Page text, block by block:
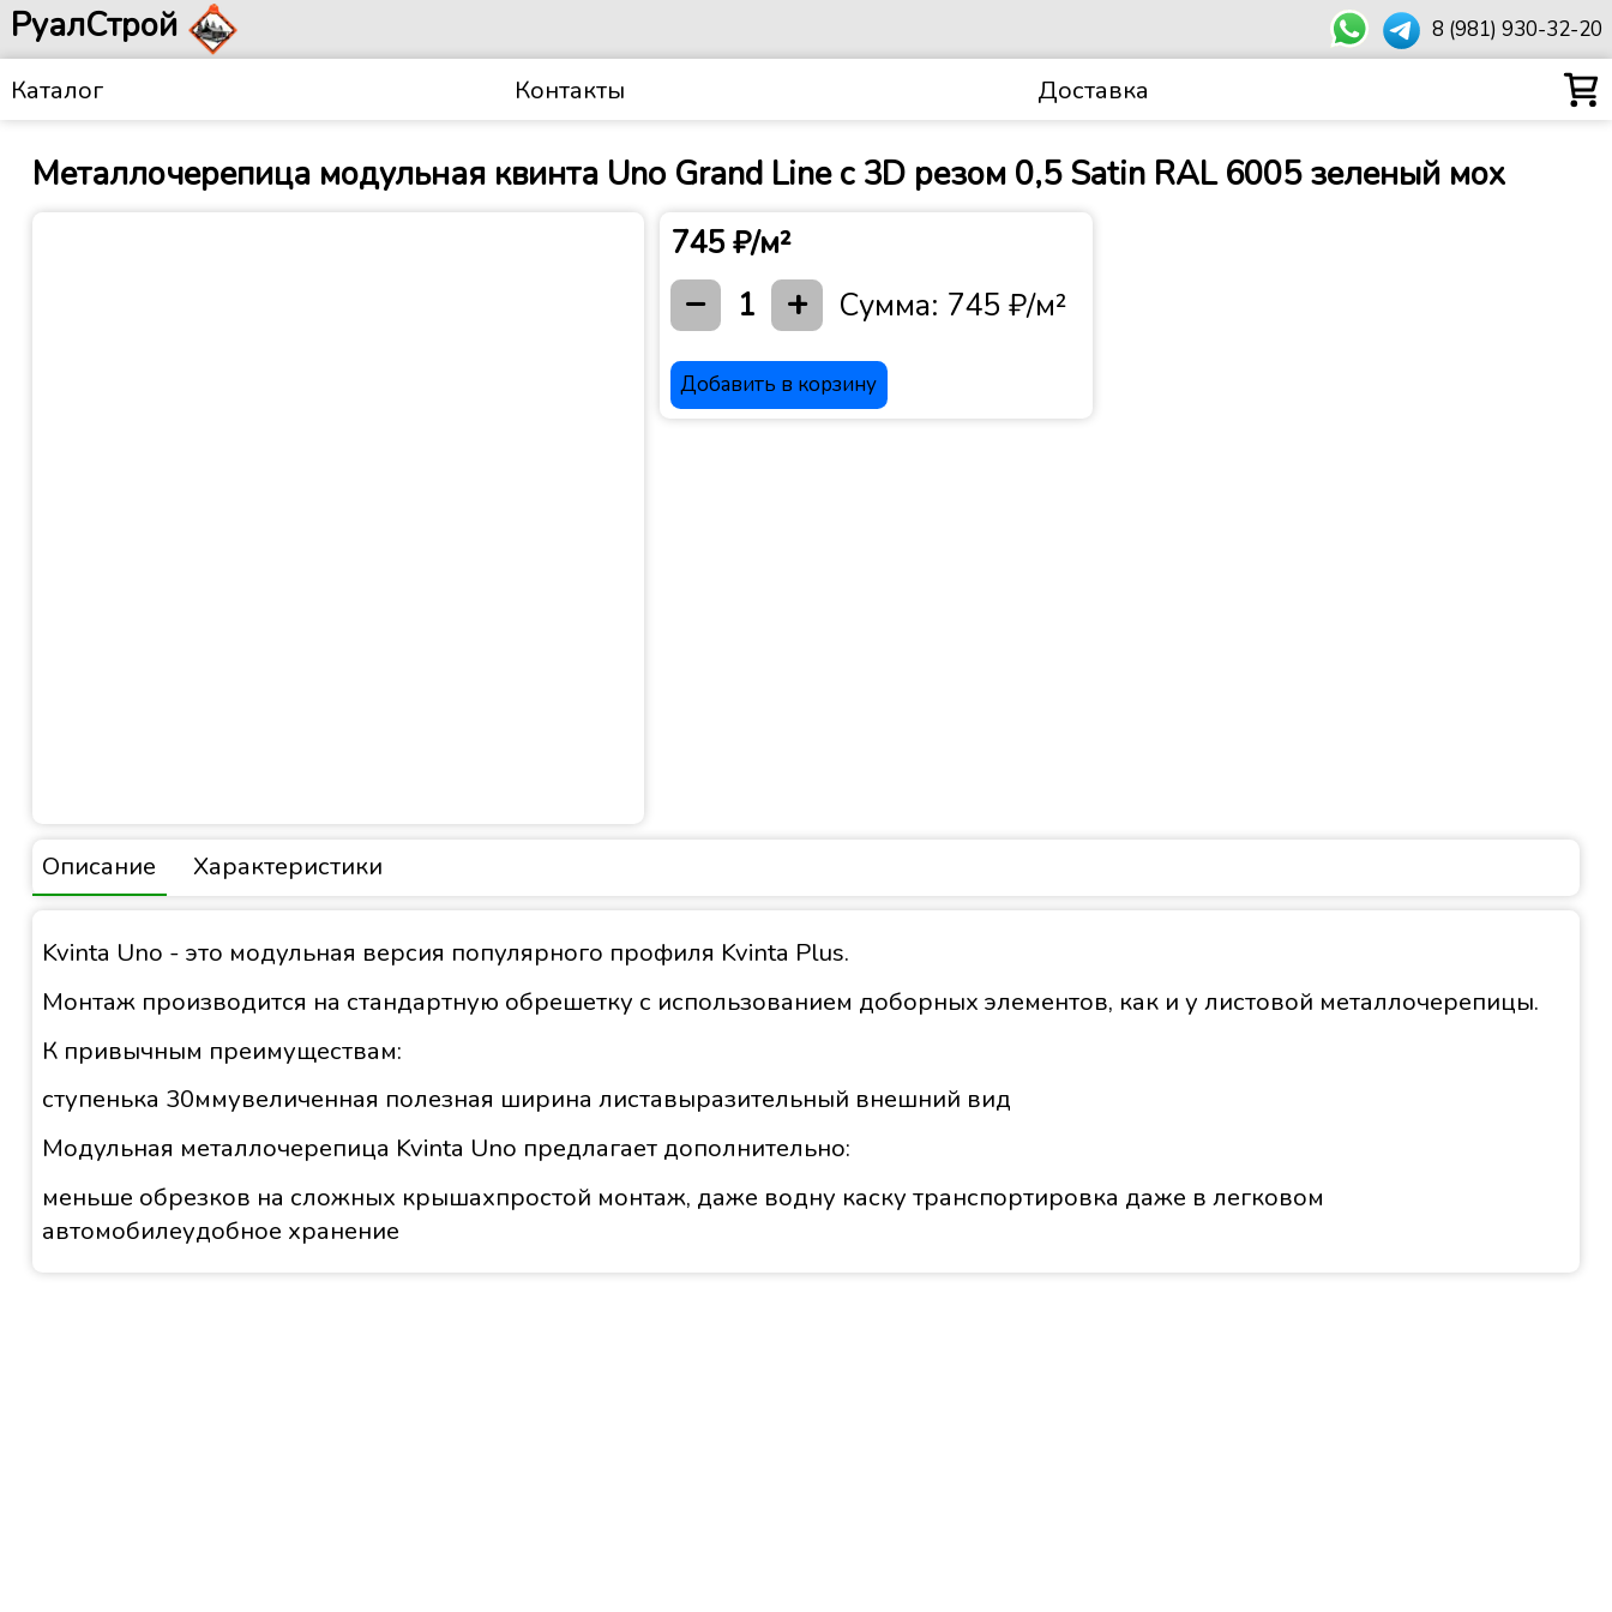
РуалСтрой 8 (981) 930-32-20
Каталог Контакты Доставка
Металлочерепица модульная квинта Uno Grand Line c 3D резом 0,5 Satin RAL 6005 зеленый мох
745 ₽/м²
− 1 + Сумма: 745 ₽/м²
Добавить в корзину
Описание Характеристики
Kvinta Uno - это модульная версия популярного профиля Kvinta Plus.
Монтаж производится на стандартную обрешетку с использованием доборных элементов, как и у листовой металлочерепицы.
К привычным преимуществам:
ступенька 30ммувеличенная полезная ширина листавыразительный внешний вид
Модульная металлочерепица Kvinta Uno предлагает дополнительно:
меньше обрезков на сложных крышахпростой монтаж, даже водну каску транспортировка даже в легковом
автомобилеудобное хранение